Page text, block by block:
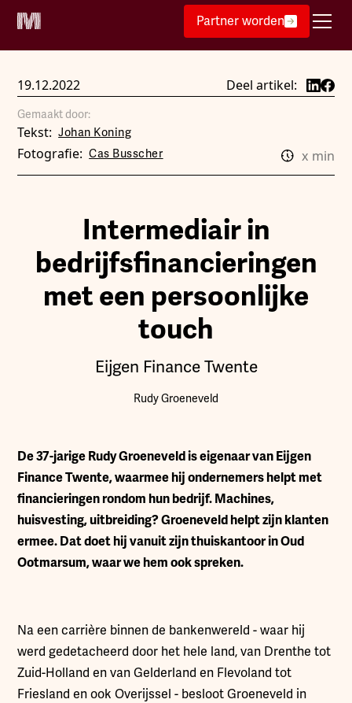
Partner worden
19.12.2022 Deel artikel:
Gemaakt door:
Tekst: Johan Koning
Fotografie: Cas Busscher x min
Intermediair in
bedrijfsfinancieringen
met een persoonlijke
touch
Eijgen Finance Twente
Rudy Groeneveld
De 37-jarige Rudy Groeneveld is eigenaar van Eijgen
Finance Twente, waarmee hij ondernemers helpt met
financieringen rondom hun bedrijf. Machines,
huisvesting, uitbreiding? Groeneveld helpt zijn klanten
ermee. Dat doet hij vanuit zijn thuiskantoor in Oud
Ootmarsum, waar we hem ook spreken.
Na een carrière binnen de bankenwereld - waar hij
werd gedetacheerd door het hele land, van Drenthe tot
Zuid-Holland en van Gelderland en Flevoland tot
Friesland en ook Overijssel - besloot Groeneveld in